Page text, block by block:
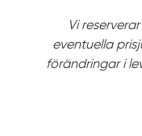
Vi
eventuella
förändringar i